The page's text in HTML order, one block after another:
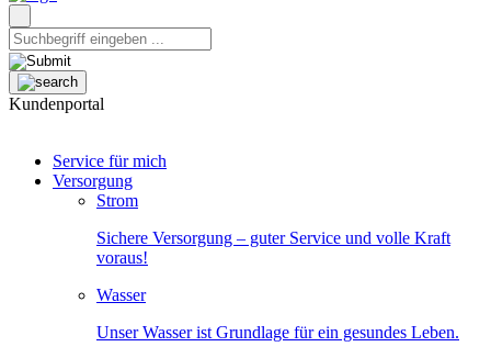
Kundenportal
Service für mich
Versorgung
Strom
Sichere Versorgung – guter Service und volle Kraft
voraus!
Wasser
Unser Wasser ist Grundlage für ein gesundes Leben.